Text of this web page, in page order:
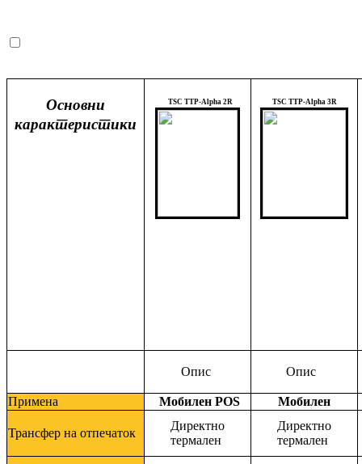
Основни
карактеристики
TSC TTP-Alpha 2R TSC TTP-Alpha 3R
Опис Опис
Примена Мобилен POS Мобилен
Трансфер на отпечаток
Директно
термален
Директно
термален